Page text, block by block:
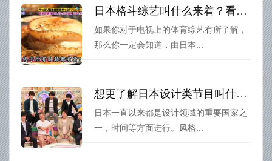
日本格斗综艺叫什么来着？看这里的详解
如果你对于电视上的体育综艺有所了解，
那么你一定会知道，由日本...
想更了解日本设计类节目叫什么？5个你不容错过的知名设计师节目
日本一直以来都是设计领域的重要国家之
一，时间等方面进行。风格...